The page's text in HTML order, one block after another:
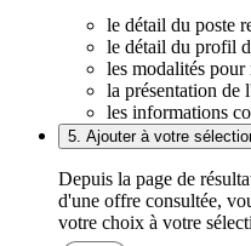
le détail du poste
le détail du profil
les modalités
la présentation de
les informations
5. Ajouter à votre
Depuis la page de
d'une offre consultée,
votre choix à votre